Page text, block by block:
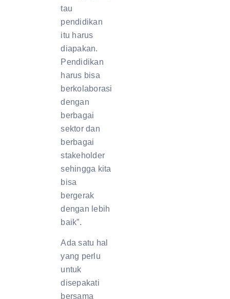
tau
pendidikan
itu harus
diapakan.
Pendidikan
harus bisa
berkolaborasi
dengan
berbagai
sektor dan
berbagai
stakeholder
sehingga kita
bisa
bergerak
dengan lebih
baik”.
Ada satu hal
yang perlu
untuk
disepakati
bersama